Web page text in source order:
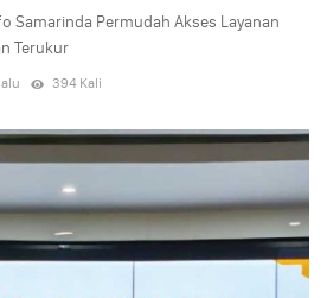
Samarinda Permudah Akses Layanan
Terukur
394 Kali